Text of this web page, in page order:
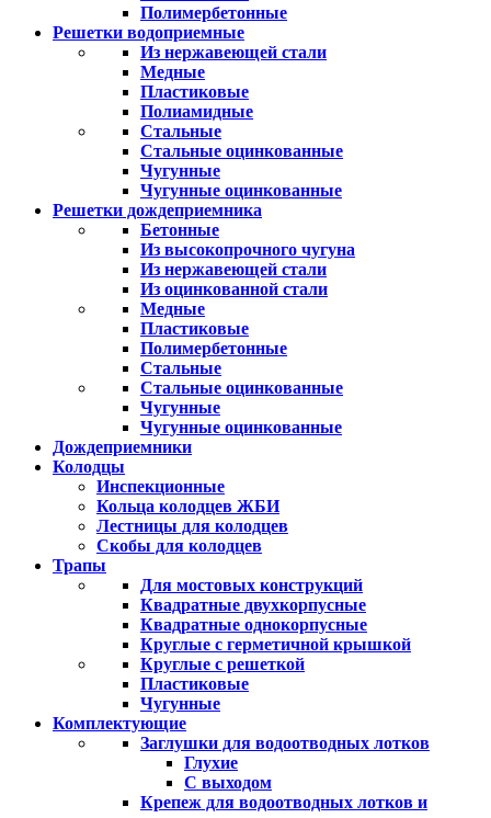
Полимербетонные
Решетки водоприемные
Из нержавеющей стали
Медные
Пластиковые
Полиамидные
Стальные
Стальные оцинкованные
Чугунные
Чугунные оцинкованные
Решетки дождеприемника
Бетонные
Из высокопрочного чугуна
Из нержавеющей стали
Из оцинкованной стали
Медные
Пластиковые
Полимербетонные
Стальные
Стальные оцинкованные
Чугунные
Чугунные оцинкованные
Дождеприемники
Колодцы
Инспекционные
Кольца колодцев ЖБИ
Лестницы для колодцев
Скобы для колодцев
Трапы
Для мостовых конструкций
Квадратные двухкорпусные
Квадратные однокорпусные
Круглые с герметичной крышкой
Круглые с решеткой
Пластиковые
Чугунные
Комплектующие
Заглушки для водоотводных лотков
Глухие
С выходом
Крепеж для водоотводных лотков и